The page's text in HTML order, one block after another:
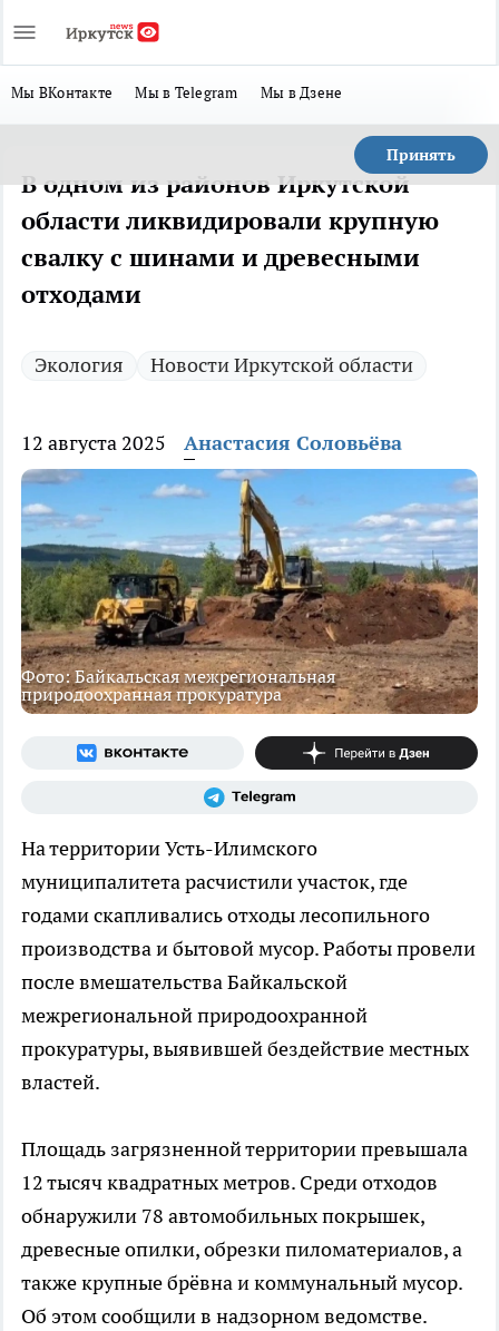
Мы ВКонтакте Мы в Telegram Мы в Дзене
Принять
В одном из районов Иркутской
области ликвидировали крупную
свалку с шинами и древесными
отходами
Экология Новости Иркутской области
12 августа 2025 Анастасия Соловьёва
Фото: Байкальская межрегиональная
природоохранная прокуратура
На территории Усть-Илимского
муниципалитета расчистили участок, где
годами скапливались отходы лесопильного
производства и бытовой мусор. Работы провели
после вмешательства Байкальской
межрегиональной природоохранной
прокуратуры, выявившей бездействие местных
властей.
Площадь загрязненной территории превышала
12 тысяч квадратных метров. Среди отходов
обнаружили 78 автомобильных покрышек,
древесные опилки, обрезки пиломатериалов, а
также крупные брёвна и коммунальный мусор.
Об этом сообщили в надзорном ведомстве.